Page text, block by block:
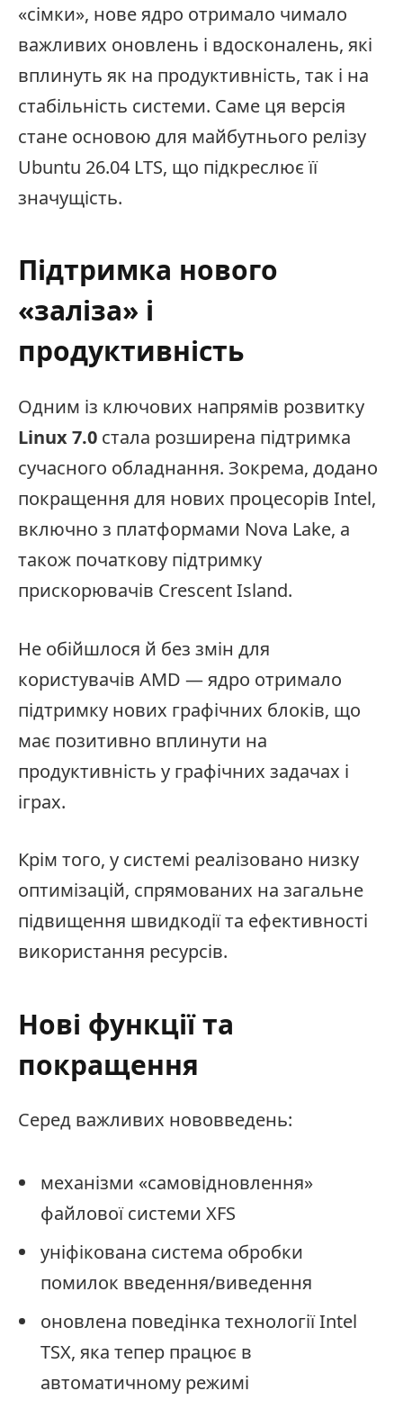
«сімки», нове ядро отримало чимало
важливих оновлень і вдосконалень, які
вплинуть як на продуктивність, так і на
стабільність системи. Саме ця версія
стане основою для майбутнього релізу
Ubuntu 26.04 LTS, що підкреслює її
значущість.
Підтримка нового
«заліза» і
продуктивність
Одним із ключових напрямів розвитку
Linux 7.0 стала розширена підтримка
сучасного обладнання. Зокрема, додано
покращення для нових процесорів Intel,
включно з платформами Nova Lake, а
також початкову підтримку
прискорювачів Crescent Island.
Не обійшлося й без змін для
користувачів AMD — ядро отримало
підтримку нових графічних блоків, що
має позитивно вплинути на
продуктивність у графічних задачах і
іграх.
Крім того, у системі реалізовано низку
оптимізацій, спрямованих на загальне
підвищення швидкодії та ефективності
використання ресурсів.
Нові функції та
покращення
Серед важливих нововведень:
механізми «самовідновлення»
файлової системи XFS
уніфікована система обробки
помилок введення/виведення
оновлена поведінка технології Intel
TSX, яка тепер працює в
автоматичному режимі